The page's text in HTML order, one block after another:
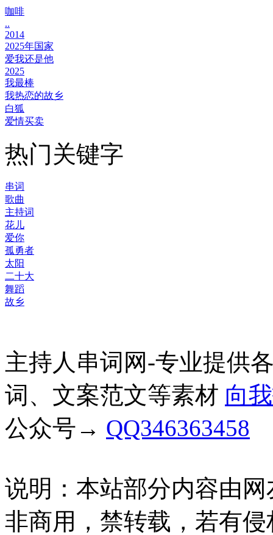
咖啡
..
2014
2025年国家
爱我还是他
2025
我最棒
我热恋的故乡
白狐
爱情买卖
热门关键字
串词
歌曲
主持词
花儿
爱你
孤勇者
太阳
二十大
舞蹈
故乡
主持人串词网-专业提供
词、文案范文等素材 向
公众号→ QQ346363458
说明：本站部分内容由
非商用，禁转载，若有